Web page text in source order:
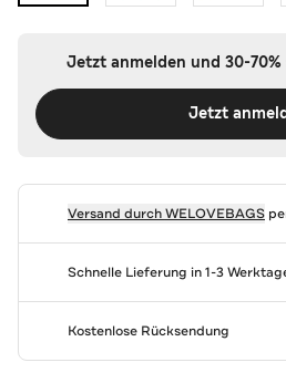
Jetzt anmelden und 30-70%
Jetzt
Versand durchWELOVEBAGS
Schnelle Lieferung in 1-3
Kostenlose Rücksendung